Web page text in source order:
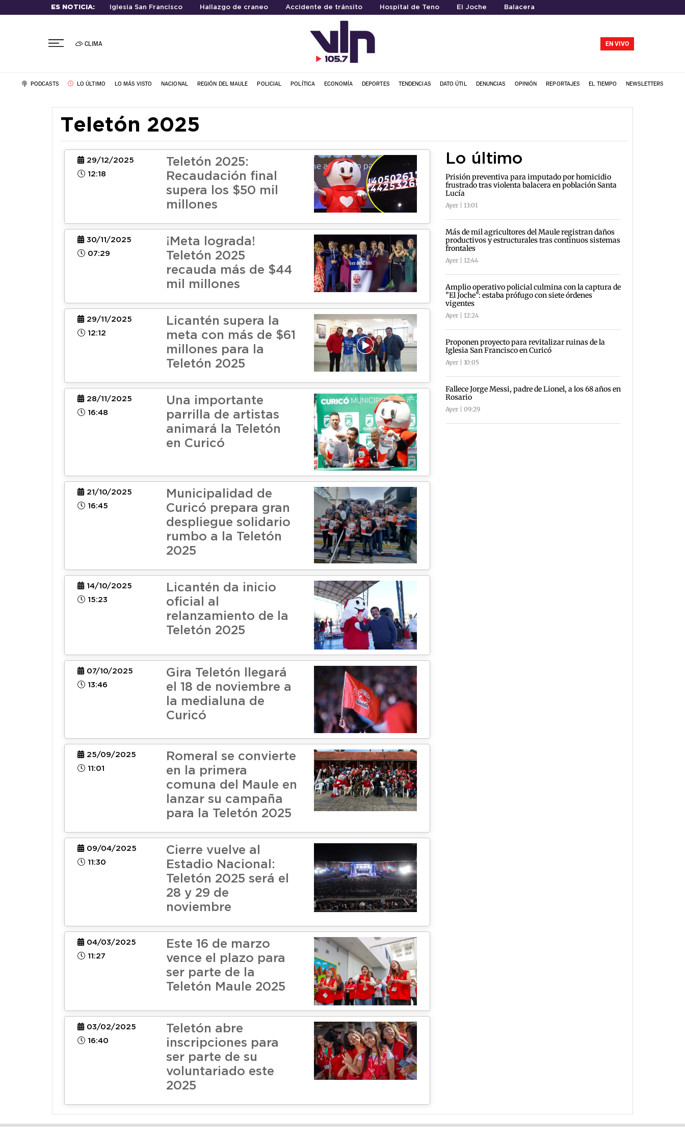
ES NOTICIA: Iglesia San Francisco Hallazgo de craneo Accidente de tránsito Hospital de Teno El Joche Balacera
CLIMA EN VIVO
PODCASTS LO ÚLTIMO LO MÁS VISTO NACIONAL REGIÓN DEL MAULE POLICIAL POLÍTICA ECONOMÍA DEPORTES TENDENCIAS DATO ÚTIL DENUNCIAS OPINIÓN REPORTAJES EL TIEMPO NEWSLETTERS
Teletón 2025
29/12/2025
12:18
Teletón 2025:
Recaudación final
supera los $50 mil
millones
30/11/2025
07:29
¡Meta lograda!
Teletón 2025
recauda más de $44
mil millones
29/11/2025
12:12
Licantén supera la
meta con más de $61
millones para la
Teletón 2025
28/11/2025
16:48
Una importante
parrilla de artistas
animará la Teletón
en Curicó
21/10/2025
16:45
Municipalidad de
Curicó prepara gran
despliegue solidario
rumbo a la Teletón
2025
14/10/2025
15:23
Licantén da inicio
oficial al
relanzamiento de la
Teletón 2025
07/10/2025
13:46
Gira Teletón llegará
el 18 de noviembre a
la medialuna de
Curicó
25/09/2025
11:01
Romeral se convierte
en la primera
comuna del Maule en
lanzar su campaña
para la Teletón 2025
09/04/2025
11:30
Cierre vuelve al
Estadio Nacional:
Teletón 2025 será el
28 y 29 de
noviembre
04/03/2025
11:27
Este 16 de marzo
vence el plazo para
ser parte de la
Teletón Maule 2025
03/02/2025
16:40
Teletón abre
inscripciones para
ser parte de su
voluntariado este
2025
Lo último
Prisión preventiva para imputado por homicidio
frustrado tras violenta balacera en población Santa
Lucía
Ayer | 13:01
Más de mil agricultores del Maule registran daños
productivos y estructurales tras continuos sistemas
frontales
Ayer | 12:44
Amplio operativo policial culmina con la captura de
"El Joche": estaba prófugo con siete órdenes
vigentes
Ayer | 12:24
Proponen proyecto para revitalizar ruinas de la
Iglesia San Francisco en Curicó
Ayer | 10:05
Fallece Jorge Messi, padre de Lionel, a los 68 años en
Rosario
Ayer | 09:29